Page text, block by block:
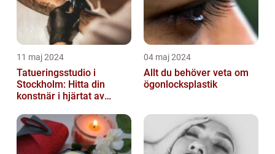
11 maj 2024
Tatueringsstudio i
Stockholm: Hitta din
konstnär i hjärtat av
04 maj 2024
Allt du behöver veta om
ögonlocksplastik